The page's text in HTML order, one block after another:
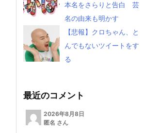
本名をさらりと告白 芸
名の由来も明かす
【悲報】クロちゃん、と
んでもないツイートをす
る
最近のコメント
2026年8月8日
匿名 さん